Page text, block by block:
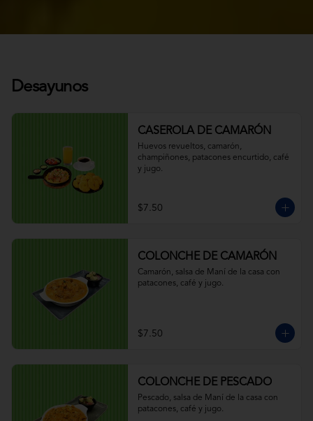
Desayunos
CASEROLA DE CAMARÓN
Huevos revueltos, camarón,
champiñones, patacones encurtido, café
y jugo.
$7.50
COLONCHE DE CAMARÓN
Camarón, salsa de Maní de la casa con
patacones, café y jugo.
$7.50
COLONCHE DE PESCADO
Pescado, salsa de Maní de la casa con
patacones, café y jugo.